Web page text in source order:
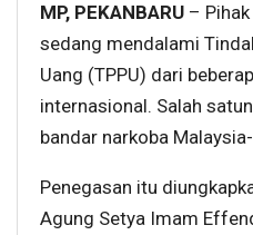
MP, PEKANBARU –
sedang mendalami
Uang (TPPU) dari
internasional. Salah
bandar narkoba
Penegasan itu
Agung Setya Imam